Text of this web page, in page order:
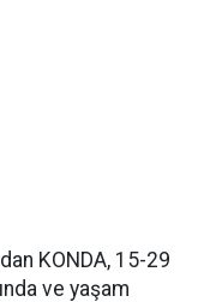
KONDA, 15-29
ve yaşam